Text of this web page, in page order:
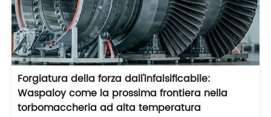
Forgiatura della forza dall'infalsificabile:
Waspaloy come la prossima frontiera nella
torbomaccheria ad alta temperatura